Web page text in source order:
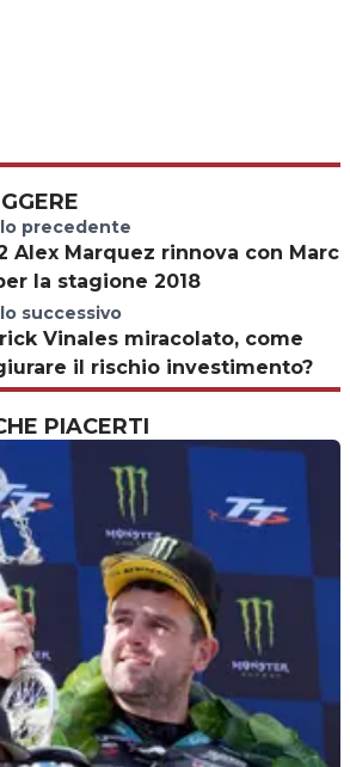
precedente
Alex Marquez rinnova con Marc
la stagione 2018
successivo
Vinales miracolato, come
il rischio investimento?
PIACERTI